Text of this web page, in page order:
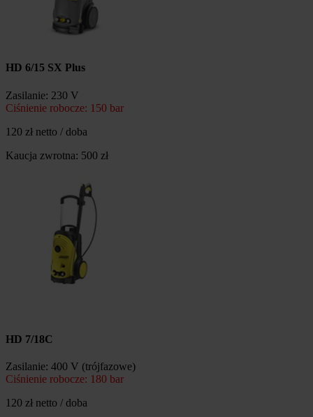
HD 6/15 SX Plus
Zasilanie: 230 V
Ciśnienie robocze: 150 bar
120 zł netto / doba
Kaucja zwrotna: 500 zł
HD 7/18C
Zasilanie: 400 V (trójfazowe)
Ciśnienie robocze: 180 bar
120 zł netto / doba